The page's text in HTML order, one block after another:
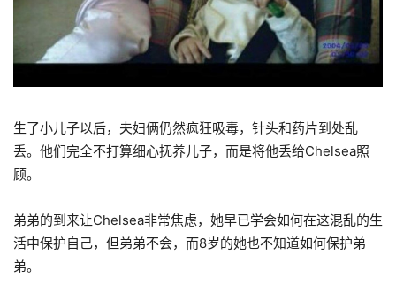
生了小儿子以后，夫妇俩仍然疯狂吸毒，针头和药片到处乱
丢。他们完全不打算细心抚养儿子，而是将他丢给Chelsea照
顾。
弟弟的到来让Chelsea非常焦虑，她早已学会如何在这混乱的生
活中保护自己，但弟弟不会，而8岁的她也不知道如何保护弟
弟。